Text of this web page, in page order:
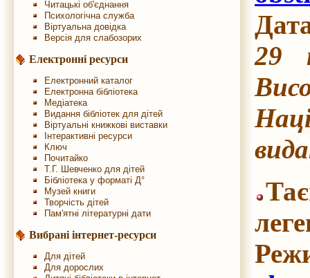
Читацькі об'єднання
Психологічна служба
Віртуальна довідка
Версія для слабозорих
Електронні ресурси
Електронний каталог
Електронна бібліотека
Медіатека
Видання бібліотек для дітей
Віртуальні книжкові виставки
Інтерактивні ресурси
Ключ
Почитайко
Т.Г. Шевченко для дітей
Бібліотека у форматі Д°
Музей книги
Творчість дітей
Пам'ятні літературні дати
Вибрані інтернет-ресурси
Для дітей
Для дорослих
29